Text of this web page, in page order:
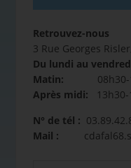
Retrouvez-nous
3 Rue Georges
Du lundi au
Matin: 08h30-
Après midi: 13h30-
N° de tél :
Mail :